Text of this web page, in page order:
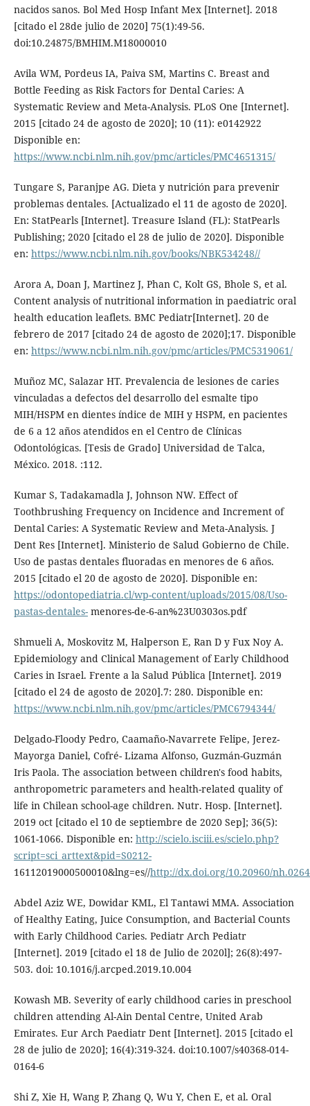
nacidos sanos. Bol Med Hosp Infant Mex [Internet]. 2018
[citado el 28de julio de 2020] 75(1):49-56.
doi:10.24875/BMHIM.M18000010
Avila WM, Pordeus IA, Paiva SM, Martins C. Breast and
Bottle Feeding as Risk Factors for Dental Caries: A
Systematic Review and Meta-Analysis. PLoS One [Internet].
2015 [citado 24 de agosto de 2020]; 10 (11): e0142922
Disponible en:
https://www.ncbi.nlm.nih.gov/pmc/articles/PMC4651315/
Tungare S, Paranjpe AG. Dieta y nutrición para prevenir
problemas dentales. [Actualizado el 11 de agosto de 2020].
En: StatPearls [Internet]. Treasure Island (FL): StatPearls
Publishing; 2020 [citado el 28 de julio de 2020]. Disponible
en: https://www.ncbi.nlm.nih.gov/books/NBK534248//
Arora A, Doan J, Martinez J, Phan C, Kolt GS, Bhole S, et al.
Content analysis of nutritional information in paediatric oral
health education leaflets. BMC Pediatr[Internet]. 20 de
febrero de 2017 [citado 24 de agosto de 2020];17. Disponible
en: https://www.ncbi.nlm.nih.gov/pmc/articles/PMC5319061/
Muñoz MC, Salazar HT. Prevalencia de lesiones de caries
vinculadas a defectos del desarrollo del esmalte tipo
MIH/HSPM en dientes índice de MIH y HSPM, en pacientes
de 6 a 12 años atendidos en el Centro de Clínicas
Odontológicas. [Tesis de Grado] Universidad de Talca,
México. 2018. :112.
Kumar S, Tadakamadla J, Johnson NW. Effect of
Toothbrushing Frequency on Incidence and Increment of
Dental Caries: A Systematic Review and Meta-Analysis. J
Dent Res [Internet]. Ministerio de Salud Gobierno de Chile.
Uso de pastas dentales fluoradas en menores de 6 años.
2015 [citado el 20 de agosto de 2020]. Disponible en:
https://odontopediatria.cl/wp-content/uploads/2015/08/Uso-
pastas-dentales-menores-de-6-an%23U0303os.pdf
Shmueli A, Moskovitz M, Halperson E, Ran D y Fux Noy A.
Epidemiology and Clinical Management of Early Childhood
Caries in Israel. Frente a la Salud Pública [Internet]. 2019
[citado el 24 de agosto de 2020].7: 280. Disponible en:
https://www.ncbi.nlm.nih.gov/pmc/articles/PMC6794344/
Delgado-Floody Pedro, Caamaño-Navarrete Felipe, Jerez-
Mayorga Daniel, Cofré- Lizama Alfonso, Guzmán-Guzmán
Iris Paola. The association between children's food habits,
anthropometric parameters and health-related quality of
life in Chilean school-age children. Nutr. Hosp. [Internet].
2019 oct [citado el 10 de septiembre de 2020 Sep]; 36(5):
1061-1066. Disponible en: http://scielo.isciii.es/scielo.php?
script=sci_arttext&pid=S0212-
16112019000500010&lng=es//http://dx.doi.org/10.20960/
Abdel Aziz WE, Dowidar KML, El Tantawi MMA. Association
of Healthy Eating, Juice Consumption, and Bacterial Counts
with Early Childhood Caries. Pediatr Arch Pediatr
[Internet]. 2019 [citado el 18 de Julio de 2020l]; 26(8):497-
503. doi: 10.1016/j.arcped.2019.10.004
Kowash MB. Severity of early childhood caries in preschool
children attending Al-Ain Dental Centre, United Arab
Emirates. Eur Arch Paediatr Dent [Internet]. 2015 [citado el
28 de julio de 2020]; 16(4):319-324. doi:10.1007/s40368-014-
0164-6
Shi Z, Xie H, Wang P, Zhang Q, Wu Y, Chen E, et al. Oral